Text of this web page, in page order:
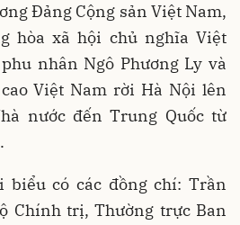
Đảng Cộng sản Việt Nam,
hòa xã hội chủ nghĩa Việt
nhân Ngô Phương Ly và
Việt Nam rời Hà Nội lên
nước đến Trung Quốc từ
biểu có các đồng chí: Trần
Chính trị, Thường trực Ban